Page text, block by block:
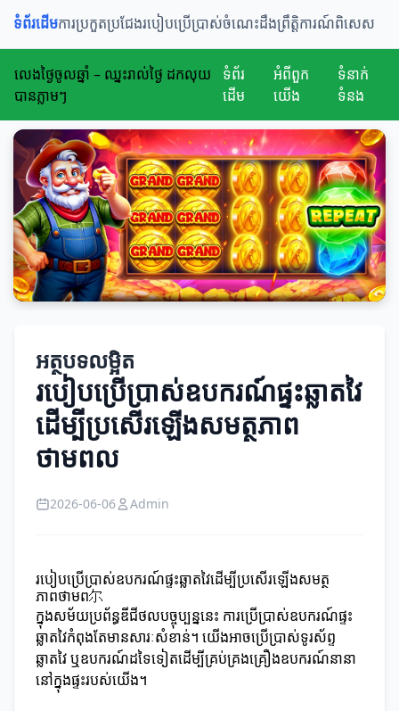
ទំព័រដើមការប្រកួតប្រជែងរបៀបប្រើប្រាស់ចំណេះដឹងព្រឹត្តិការណ៍ពិសេស
លេងថ្ងៃចូលឆ្នាំ – ឈ្នះរាល់ថ្ងៃ ដកលុយ
បានភ្លាមៗ
ទំព័រ
ដើម
អំពីពួក
យើង
ទំនាក់
ទំនង
អត្ថបទលម្អិត
របៀបប្រើប្រាស់ឧបករណ៍ផ្ទះឆ្លាតវៃ
ដើម្បីប្រសើរឡើងសមត្ថភាព
ថាមពល
2026-06-06 Admin
របៀបប្រើប្រាស់ឧបករណ៍ផ្ទះឆ្លាតវៃដើម្បីប្រសើរឡើងសមត្ថ
ភាពថាមព尔
ក្នុងសម័យប្រព័ន្ធឌីជីថលបច្ចុប្បន្ននេះ ការប្រើប្រាស់ឧបករណ៍ផ្ទះ
ឆ្លាតវៃកំពុងតែមានសារៈសំខាន់។ យើងអាចប្រើប្រាស់ទូរស័ព្ទ
ឆ្លាតវៃ ឬឧបករណ៍ដទៃទៀតដើម្បីគ្រប់គ្រងគ្រឿងឧបករណ៍នានា
នៅក្នុងផ្ទះរបស់យើង។